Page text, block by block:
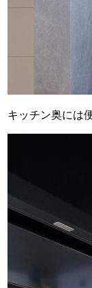
キッチン奥には